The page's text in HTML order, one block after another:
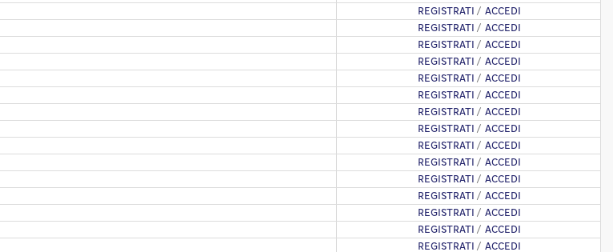
REGISTRATI / ACCEDI
REGISTRATI / ACCEDI
REGISTRATI / ACCEDI
REGISTRATI / ACCEDI
REGISTRATI / ACCEDI
REGISTRATI / ACCEDI
REGISTRATI / ACCEDI
REGISTRATI / ACCEDI
REGISTRATI / ACCEDI
REGISTRATI / ACCEDI
REGISTRATI / ACCEDI
REGISTRATI / ACCEDI
REGISTRATI / ACCEDI
REGISTRATI / ACCEDI
REGISTRATI / ACCEDI